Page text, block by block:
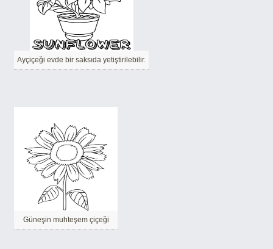
Ayçiçeği evde bir saksıda yetiştirilebilir.
Güneşin muhteşem çiçeği